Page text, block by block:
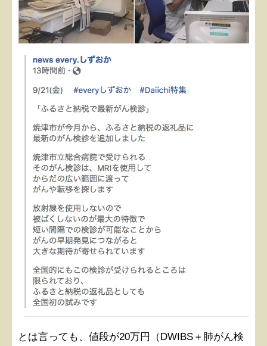
とは言っても、値段が20万円（DWIBS＋肺がん検